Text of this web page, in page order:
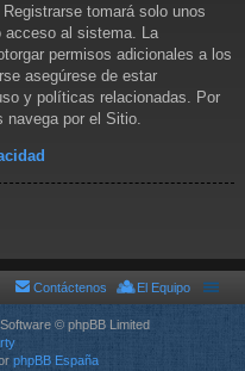
tomará solo unos
acceso al sistema. La
permisos adicionales a los
asegúrese de estar
y políticas relacionadas. Por
por el Sitio.
El Equipo
Contáctenos
© phpBB Limited
phpBB España